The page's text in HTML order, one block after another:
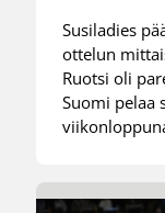
Susiladies
ottelun
Ruotsi oli
Suomi pelaa